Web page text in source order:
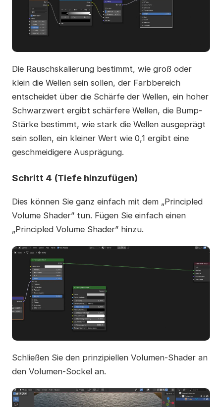
Die Rauschskalierung bestimmt, wie groß oder
klein die Wellen sein sollen, der Farbbereich
entscheidet über die Schärfe der Wellen, ein hoher
Schwarzwert ergibt schärfere Wellen, die Bump-
Stärke bestimmt, wie stark die Wellen ausgeprägt
sein sollen, ein kleiner Wert wie 0,1 ergibt eine
geschmeidigere Ausprägung.
Schritt 4 (Tiefe hinzufügen)
Dies können Sie ganz einfach mit dem „Principled
Volume Shader” tun. Fügen Sie einfach einen
„Principled Volume Shader” hinzu.
Schließen Sie den prinzipiellen Volumen-Shader an
den Volumen-Sockel an.